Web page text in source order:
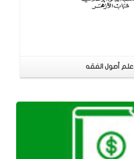
علم أصول الفقه